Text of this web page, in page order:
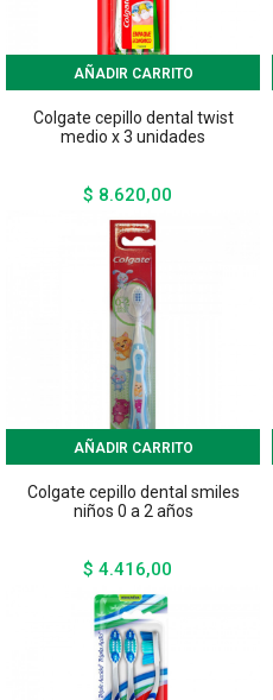
AÑADIR CARRITO
Colgate cepillo dental twist
medio x 3 unidades
$ 8.620,00
AÑADIR CARRITO
Colgate cepillo dental smiles
niños 0 a 2 años
$ 4.416,00